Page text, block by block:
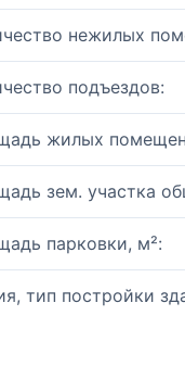
нежилых
подъездов:
жилых
зем. участка
парковки, м²:
тип постройки